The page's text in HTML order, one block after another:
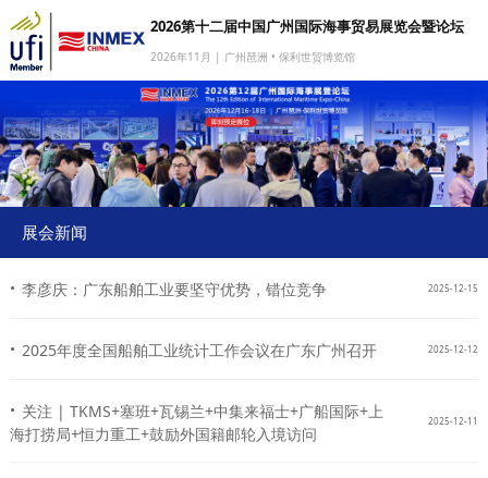
我要参展
我要参会
我要参观
商旅服务
下载中心
关于我们
2026第十二届中国广州国际海事贸易展览会暨论坛
2026年11月 | 广州琶洲 • 保利世贸博览馆
展会新闻
· 李彦庆：广东船舶工业要坚守优势，错位竞争 2025-12-15
· 2025年度全国船舶工业统计工作会议在广东广州召开 2025-12-12
· 关注 | TKMS+塞班+瓦锡兰+中集来福士+广船国际+上
海打捞局+恒力重工+鼓励外国籍邮轮入境访问
2025-12-11